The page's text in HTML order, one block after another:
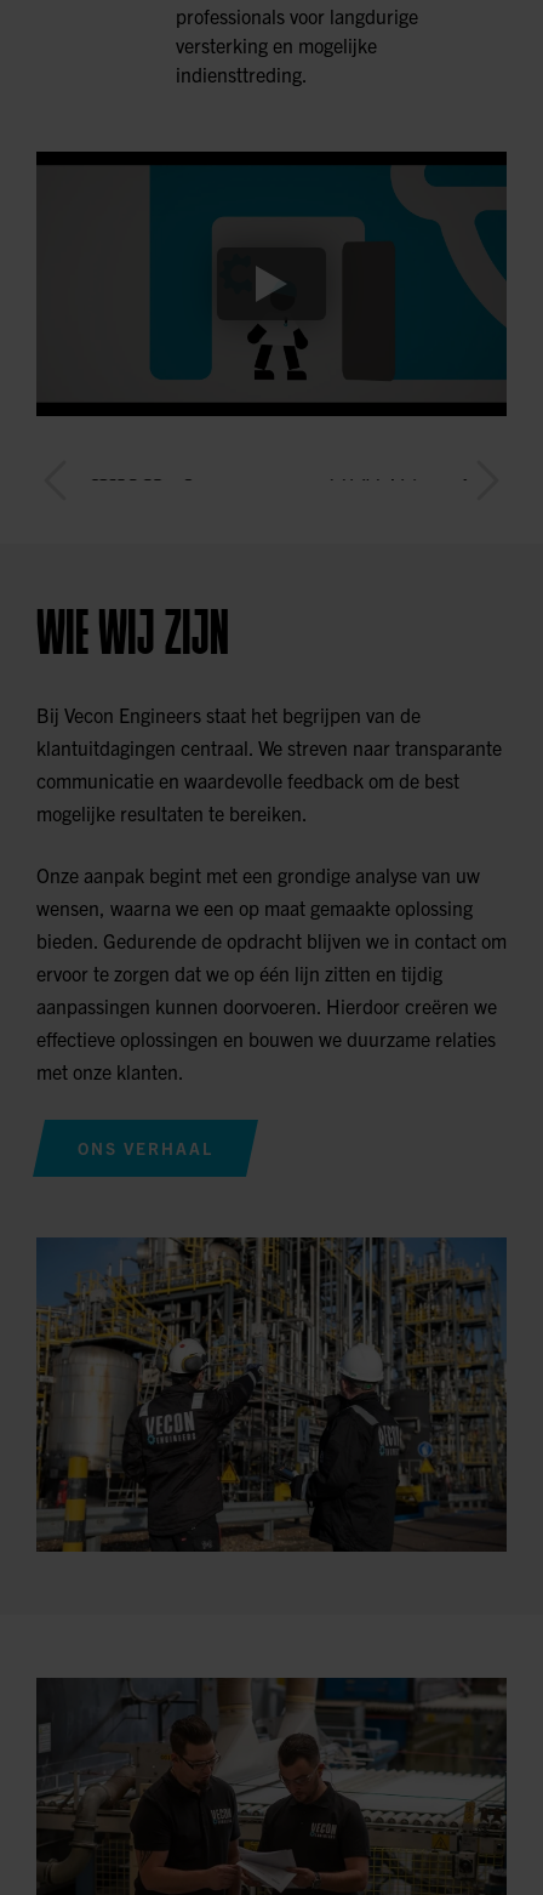
professionals voor langdurige
versterking en mogelijke
indiensttreding.
WIE WIJ ZIJN
Bij Vecon Engineers staat het begrijpen van de
klantuitdagingen centraal. We streven naar transparante
communicatie en waardevolle feedback om de best
mogelijke resultaten te bereiken.
Onze aanpak begint met een grondige analyse van uw
wensen, waarna we een op maat gemaakte oplossing
bieden. Gedurende de opdracht blijven we in contact om
ervoor te zorgen dat we op één lijn zitten en tijdig
aanpassingen kunnen doorvoeren. Hierdoor creëren we
effectieve oplossingen en bouwen we duurzame relaties
met onze klanten.
ONS VERHAAL